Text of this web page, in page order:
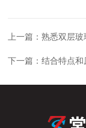
上一篇：熟悉双层玻
下一篇：结合特点和